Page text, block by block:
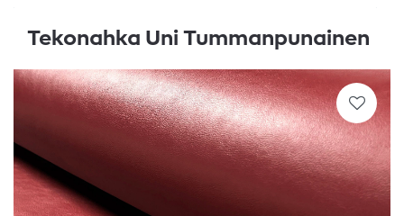
Tekonahka Uni Tummanpunainen